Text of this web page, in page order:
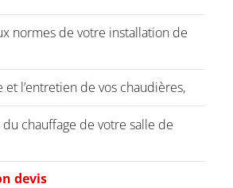
normes de votre installation de
et l’entretien de vos chaudières,
du chauffage de votre salle de
devis